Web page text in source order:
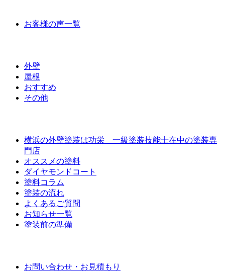
お客様の声一覧
外壁
屋根
おすすめ
その他
横浜の外壁塗装は功栄 一級塗装技能士在中の塗装専
門店
オススメの塗料
ダイヤモンドコート
塗料コラム
塗装の流れ
よくあるご質問
お知らせ一覧
塗装前の準備
お問い合わせ・お見積もり